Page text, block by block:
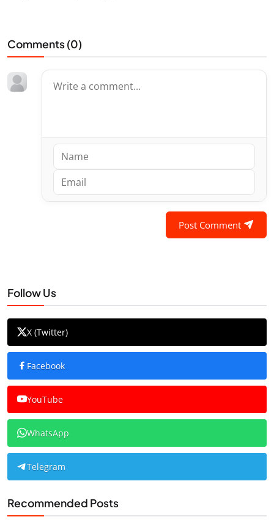
Comments (0)
Post Comment
Follow Us
X (Twitter)
Facebook
YouTube
WhatsApp
Telegram
Recommended Posts